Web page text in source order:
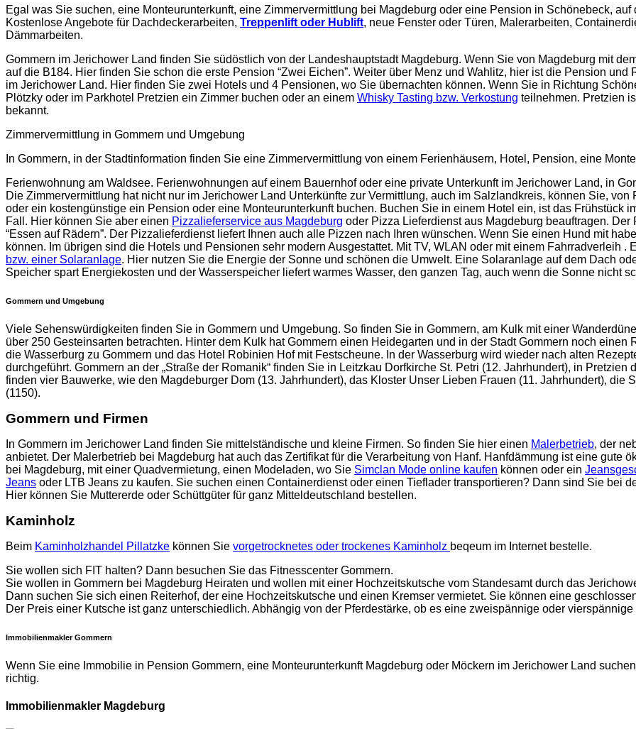
Egal was Sie suchen, eine Monteurunterkunft, eine Zimmervermittlung bei Magdeburg oder eine Pension in Schönebeck, auf
Kostenlose Angebote für Dachdeckerarbeiten, Treppenlift oder Hublift, neue Fenster oder Türen, Malerarbeiten,
Dämmarbeiten.
Gommern im Jerichower Land finden Sie südöstlich von der Landeshauptstadt Magdeburg. Wenn Sie von Magdeburg mit
auf die B184. Hier finden Sie schon die erste Pension “Zwei Eichen”. Weiter über Menz und Wahlitz, hier ist die Pension
im Jerichower Land. Hier finden Sie zwei Hotels und 4 Pensionen, wo Sie übernachten können. Wenn Sie in Richtung
Plötzky oder im Parkhotel Pretzien ein Zimmer buchen oder an einem Whisky Tasting bzw. Verkostung teilnehmen. Pretzien
bekannt.
Zimmervermittlung in Gommern und Umgebung
In Gommern, in der Stadtinformation finden Sie eine Zimmervermittlung von einem Ferienhäusern, Hotel, Pension, eine
Ferienwohnung am Waldsee. Ferienwohnungen auf einem Bauernhof oder eine private Unterkunft im Jerichower Land, in
Die Zimmervermittlung hat nicht nur im Jerichower Land Unterkünfte zur Vermittlung, auch im Salzlandkreis, können Sie,
oder ein kostengünstige ein Pension oder eine Monteurunterkunft buchen. Buchen Sie in einem Hotel ein, ist das Frühstück
Fall. Hier können Sie aber einen Pizzalieferservice aus Magdeburg oder Pizza Lieferdienst aus Magdeburg beauftragen.
“Essen auf Rädern”. Der Pizzalieferdienst liefert Ihnen auch alle Pizzen nach Ihren wünschen. Wenn Sie einen Hund mit
können. Im übrigen sind die Hotels und Pensionen sehr modern Ausgestattet. Mit TV, WLAN oder mit einem Fahrradverleih .
bzw. einer Solaranlage. Hier nutzen Sie die Energie der Sonne und schönen die Umwelt. Eine Solaranlage auf dem Dach
Speicher spart Energiekosten und der Wasserspeicher liefert warmes Wasser, den ganzen Tag, auch wenn die Sonne nicht
Gommern und Umgebung
Viele Sehenswürdigkeiten finden Sie in Gommern und Umgebung. So finden Sie in Gommern, am Kulk mit einer
über 250 Gesteinsarten betrachten. Hinter dem Kulk hat Gommern einen Heidegarten und in der Stadt Gommern noch
die Wasserburg zu Gommern und das Hotel Robinien Hof mit Festscheune. In der Wasserburg wird wieder nach alten
durchgeführt. Gommern an der „Straße der Romanik“ finden Sie in Leitzkau Dorfkirche St. Petri (12. Jahrhundert), in
finden vier Bauwerke, wie den Magdeburger Dom (13. Jahrhundert), das Kloster Unser Lieben Frauen (11. Jahrhundert), die
(1150).
Gommern und Firmen
In Gommern im Jerichower Land finden Sie mittelständische und kleine Firmen. So finden Sie hier einen Malerbetrieb, der
anbietet. Der Malerbetrieb bei Magdeburg hat auch das Zertifikat für die Verarbeitung von Hanf. Hanfdämmung ist eine gute
bei Magdeburg, mit einer Quadvermietung, einen Modeladen, wo Sie Simclan Mode online kaufen können oder ein
Jeans oder LTB Jeans zu kaufen. Sie suchen einen Containerdienst oder einen Tieflader transportieren? Dann sind Sie bei
Hier können Sie Muttererde oder Schüttgüter für ganz Mitteldeutschland bestellen.
Kaminholz
Beim Kaminholzhandel Pillatzke können Sie vorgetrocknetes oder trockenes Kaminholz beqeum im Internet bestelle.
Sie wollen sich FIT halten? Dann besuchen Sie das Fitnesscenter Gommern.
Sie wollen in Gommern bei Magdeburg Heiraten und wollen mit einer Hochzeitskutsche vom Standesamt durch das
Dann suchen Sie sich einen Reiterhof, der eine Hochzeitskutsche und einen Kremser vermietet. Sie können eine
Der Preis einer Kutsche ist ganz unterschiedlich. Abhängig von der Pferdestärke, ob es eine zweispännige oder
Immobilienmakler Gommern
Wenn Sie eine Immobilie in Pension Gommern, eine Monteurunterkunft Magdeburg oder Möckern im Jerichower Land
richtig.
Immobilienmakler Magdeburg